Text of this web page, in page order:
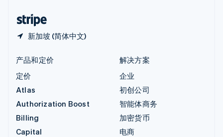
新加坡 (简体中文)
产品和定价
定价
Atlas
Authorization Boost
Billing
Capital
解决方案
企业
初创公司
智能体商务
加密货币
电商